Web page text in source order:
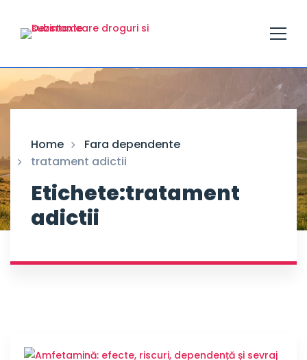
Home
Fara dependente
tratament adictii
Etichete:tratament
adictii